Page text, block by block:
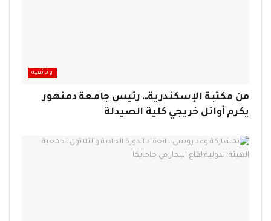
وثائقية
من مكتبة الإسكندرية… رئيس جامعة دمنهور
يكرم أوائل خريجي كلية الصيدلة